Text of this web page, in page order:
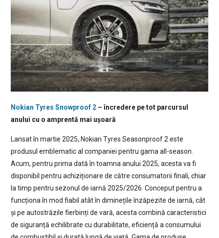
Nokian Tyres Snowproof 2– încredere pe tot parcursul
anului cu o amprentă mai ușoară
Lansat în martie 2025, Nokian Tyres Seasonproof 2 este
produsul emblematic al companiei pentru gama all-season.
Acum, pentru prima dată în toamna anului 2025, acesta va fi
disponibil pentru achiziționare de către consumatorii finali, chiar
la timp pentru sezonul de iarnă 2025/2026. Conceput pentru a
funcționa în mod fiabil atât în diminețile înzăpezite de iarnă, cât
și pe autostrăzile fierbinți de vară, acesta combină caracteristici
de siguranță echilibrate cu durabilitate, eficiență a consumului